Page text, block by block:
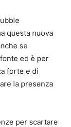
questa nuova
se
ed è per
forte e di
la presenza
per scartare